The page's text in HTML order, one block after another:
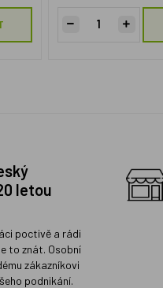
letou
poctivě a rádi
to znát. Osobní
zákazníkovi
podnikání.